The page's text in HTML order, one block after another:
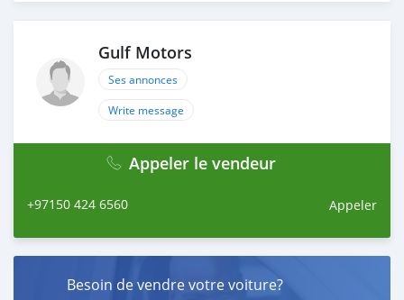
---------------------------
* EMIRATES ID
* DRIVING LICENSE
BANK FINANCE
------------------------
* Salary Certificate
* 3 month bank statement with original stamp
* Passport & Visa copies
Self Employed:
Gulf Motors
Ses annonces
Write message
Appeler le vendeur
+97150 424 6560 Appeler
Besoin de vendre votre voiture?